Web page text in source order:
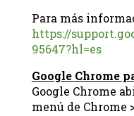
Para más
https://
95647?hl=es
Google Chrome
Google Chrome
menú de Chrome